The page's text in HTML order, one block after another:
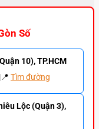
Số
10), TP.HCM
|📍 Tìm đường
Lộc (Quận 3),